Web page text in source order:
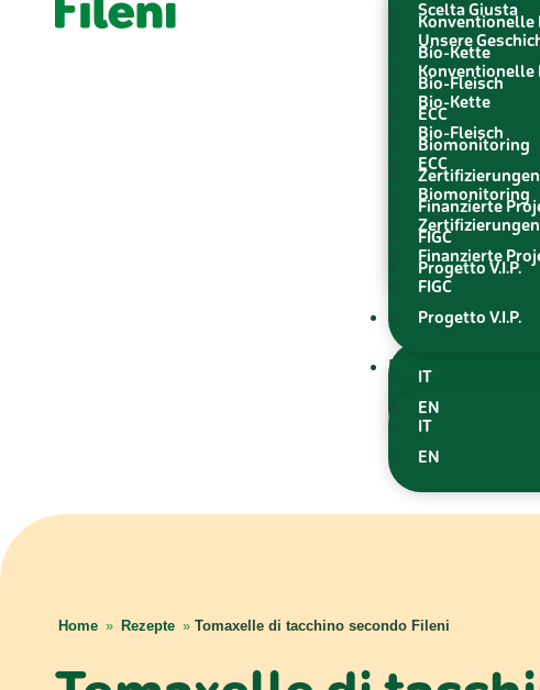
Konventionelle
Bio-Kette
Bio-Fleisch
ECC
Biomonitoring
Zertifizierungen
Finanzierte
FIGC
Progetto V.I.P.
DE
IT
EN
Scelta Giusta
Unsere
Konventionelle
Bio-Kette
Bio-Fleisch
ECC
Biomonitoring
Zertifizierungen
Finanzierte
FIGC
Progetto V.I.P.
DE
IT
EN
Home » Rezepte » Tomaxelle di tacchino secondo Fileni